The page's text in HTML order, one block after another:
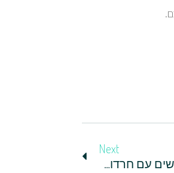
Next
מנעול חכם לדלת והשליטה מרחוק – פתרון לאנשים עם חרדות ביטחון